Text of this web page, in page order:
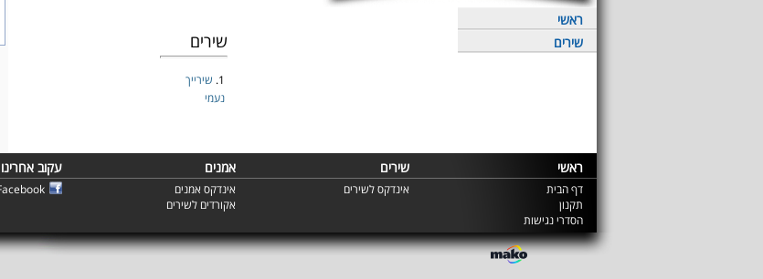
ראשי
שירים
שירים
1. שירייך
נעמי
ראשי שירים אמנים עקוב אחרינו
דף הבית
תקנון
הסדרי נגישות
אינדקס לשירים
אינדקס אמנים
אקורדים לשירים